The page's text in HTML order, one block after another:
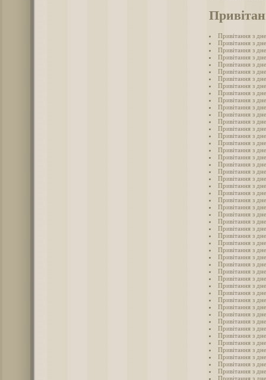
Привітання з
Привітання з
Привітання з
Привітання з
Привітання з
Привітання з
Привітання з
Привітання з
Привітання з
Привітання з
Привітання з
Привітання з
Привітання з
Привітання з
Привітання з
Привітання з
Привітання з
Привітання з
Привітання з
Привітання з
Привітання з
Привітання з
Привітання з
Привітання з
Привітання з
Привітання з
Привітання з
Привітання з
Привітання з
Привітання з
Привітання з
Привітання з
Привітання з
Привітання з
Привітання з
Привітання з
Привітання з
Привітання з
Привітання з
Привітання з
Привітання з
Привітання з
Привітання з
Привітання з
Привітання з
Привітання з
Привітання з
Привітання з
Привітання з